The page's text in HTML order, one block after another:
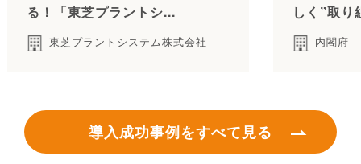
る！「東芝プラントシ...
東芝プラントシステム株式会社
しく”取り
内閣府
導入成功事例をすべて見る